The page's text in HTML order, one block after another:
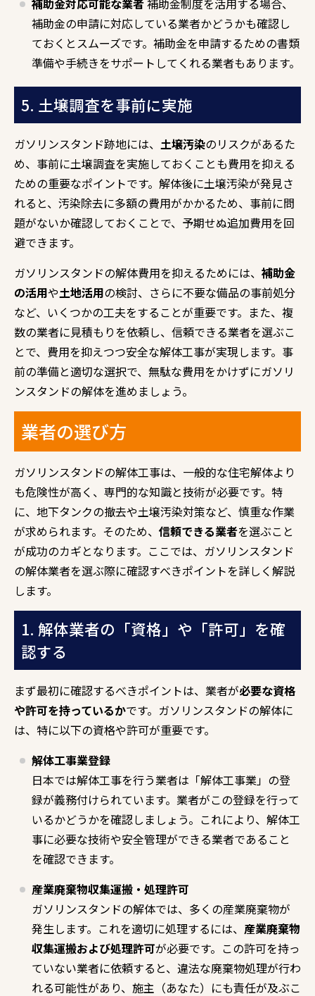
補助金対応可能な業者補助金制度を活用する場合、
補助金の申請に対応している業者かどうかも確認し
ておくとスムーズです。補助金を申請するための書類
準備や手続きをサポートしてくれる業者もあります。
5. 土壌調査を事前に実施
ガソリンスタンド跡地には、 土壌汚染のリスクがあるた
め、事前に土壌調査を実施しておくことも費用を抑える
ための重要なポイントです。解体後に土壌汚染が発見さ
れると、汚染除去に多額の費用がかかるため、事前に問
題がないか確認しておくことで、予期せぬ追加費用を回
避できます。
ガソリンスタンドの解体費用を抑えるためには、 補助金
の活用や土地活用の検討、さらに不要な備品の事前処分
など、いくつかの工夫をすることが重要です。また、複
数の業者に見積もりを依頼し、信頼できる業者を選ぶこ
とで、費用を抑えつつ安全な解体工事が実現します。事
前の準備と適切な選択で、無駄な費用をかけずにガソリ
ンスタンドの解体を進めましょう。
業者の選び方
ガソリンスタンドの解体工事は、一般的な住宅解体より
も危険性が高く、専門的な知識と技術が必要です。特
に、地下タンクの撤去や土壌汚染対策など、慎重な作業
が求められます。そのため、 信頼できる業者を選ぶこと
が成功のカギとなります。ここでは、ガソリンスタンド
の解体業者を選ぶ際に確認すべきポイントを詳しく解説
します。
1. 解体業者の「資格」や「許可」を確
認する
まず最初に確認するべきポイントは、業者が必要な資格
や許可を持っているかです。ガソリンスタンドの解体に
は、特に以下の資格や許可が重要です。
解体工事業登録
日本では解体工事を行う業者は「解体工事業」の登
録が義務付けられています。業者がこの登録を行って
いるかどうかを確認しましょう。これにより、解体工
事に必要な技術や安全管理ができる業者であること
を確認できます。
産業廃棄物収集運搬・処理許可
ガソリンスタンドの解体では、多くの産業廃棄物が
発生します。これを適切に処理するには、 産業廃棄物
収集運搬および処理許可が必要です。この許可を持っ
ていない業者に依頼すると、違法な廃棄物処理が行わ
れる可能性があり、施主（あなた）にも責任が及ぶこ